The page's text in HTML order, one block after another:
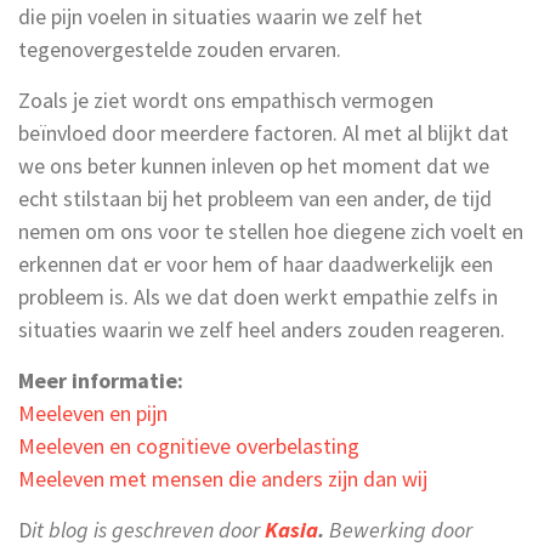
die pijn voelen in situaties waarin we zelf het
tegenovergestelde zouden ervaren.
Zoals je ziet wordt ons empathisch vermogen
beïnvloed door meerdere factoren. Al met al blijkt dat
we ons beter kunnen inleven op het moment dat we
echt stilstaan bij het probleem van een ander, de tijd
nemen om ons voor te stellen hoe diegene zich voelt en
erkennen dat er voor hem of haar daadwerkelijk een
probleem is. Als we dat doen werkt empathie zelfs in
situaties waarin we zelf heel anders zouden reageren.
Meer informatie:
Meeleven en pijn
Meeleven en cognitieve overbelasting
Meeleven met mensen die anders zijn dan wij
Dit blog is geschreven doorKasia. Bewerking door